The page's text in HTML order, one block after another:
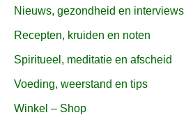
Nieuws, gezondheid en interviews
Recepten, kruiden en noten
Spiritueel, meditatie en afscheid
Voeding, weerstand en tips
Winkel – Shop